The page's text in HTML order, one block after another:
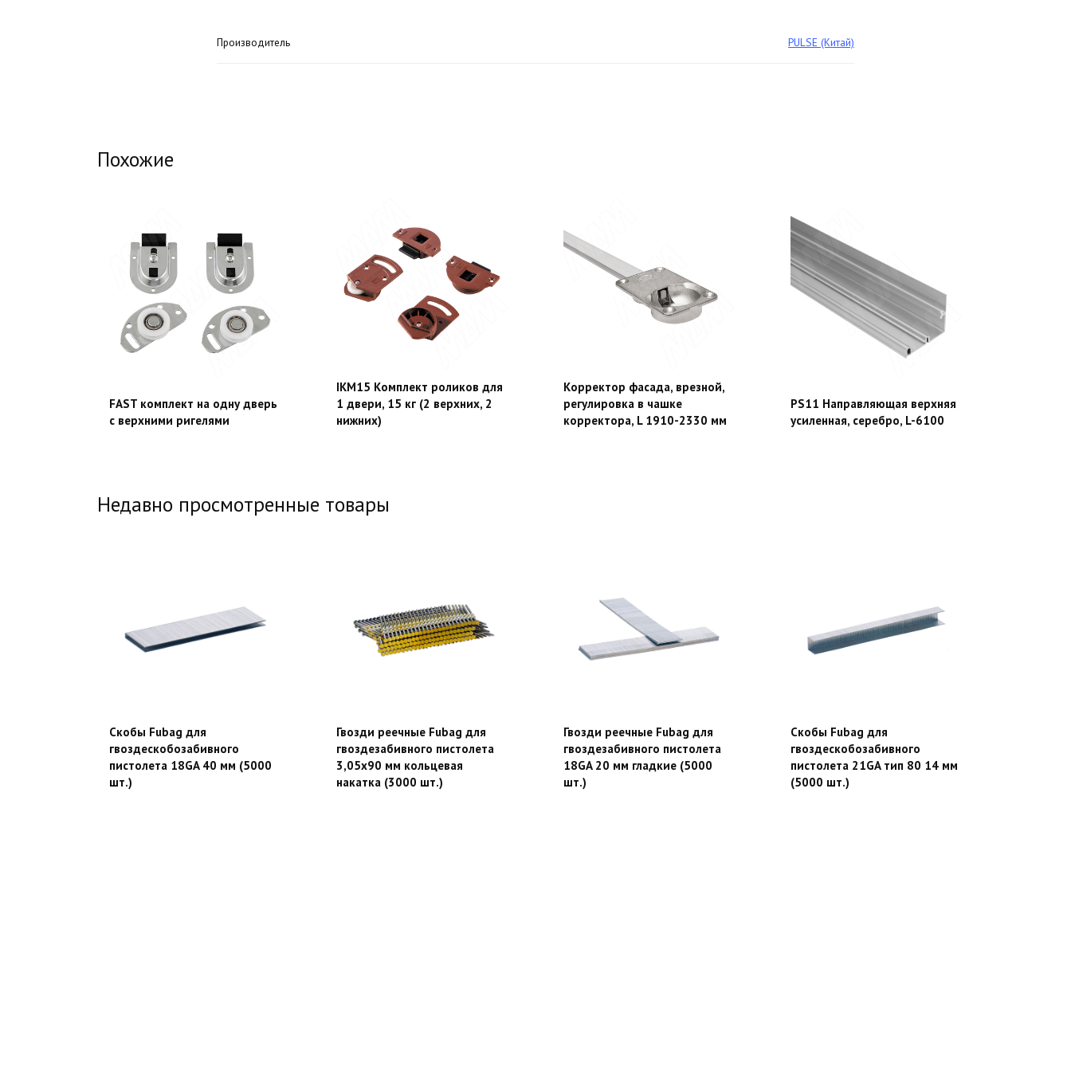
Производитель PULSE (Китай)
Похожие
FAST комплект на одну дверь
с верхними ригелями
IKM15 Комплект роликов для
1 двери, 15 кг (2 верхних, 2
нижних)
Корректор фасада, врезной,
регулировка в чашке
корректора, L 1910-2330 мм
PS11 Направляющая верхняя
усиленная, серебро, L-6100
Недавно просмотренные товары
Скобы Fubag для
гвоздескобозабивного
пистолета 18GA 40 мм (5000
шт.)
Гвозди реечные Fubag для
гвоздезабивного пистолета
3,05х90 мм кольцевая
накатка (3000 шт.)
Гвозди реечные Fubag для
гвоздезабивного пистолета
18GA 20 мм гладкие (5000
шт.)
Скобы Fubag для
гвоздескобозабивного
пистолета 21GA тип 80 14 мм
(5000 шт.)